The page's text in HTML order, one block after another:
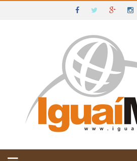
IGUAÍ E SUDOESTE DA BAHIA